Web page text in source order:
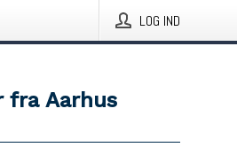
LOG IND
fra Aarhus